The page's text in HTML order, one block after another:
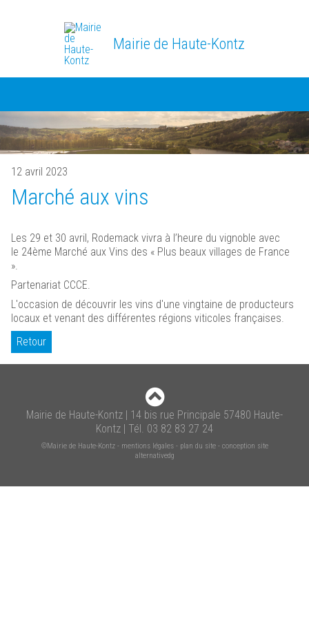
Mairie de Haute-Kontz
12 avril 2023
Marché aux vins
Les 29 et 30 avril, Rodemack vivra à l’heure du vignoble avec
le 24ème Marché aux Vins des « Plus beaux villages de France
».
Partenariat CCCE.
L'occasion de découvrir les vins d'une vingtaine de producteurs
locaux et venant des différentes régions viticoles françaises.
Retour
Mairie de Haute-Kontz | 14 bis rue Principale 57480 Haute-
Kontz | Tél. 03 82 83 27 24
©Mairie de Haute-Kontz- mentions légales- plan du site- conception site
alternativedg